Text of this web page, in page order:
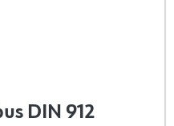
DIN 912